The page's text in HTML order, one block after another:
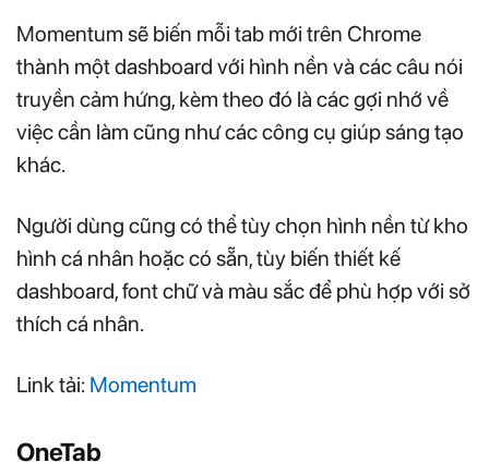
Momentum sẽ biến mỗi tab mới trên Chrome
thành một dashboard với hình nền và các câu nói
truyền cảm hứng, kèm theo đó là các gợi nhớ về
việc cần làm cũng như các công cụ giúp sáng tạo
khác.
Người dùng cũng có thể tùy chọn hình nền từ kho
hình cá nhân hoặc có sẵn, tùy biến thiết kế
dashboard, font chữ và màu sắc để phù hợp với sở
thích cá nhân.
Link tải: Momentum
OneTab